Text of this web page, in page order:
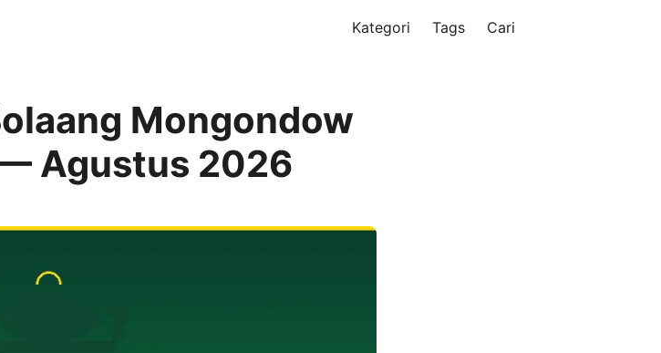
Kategori Tags Cari
Mongondow
Agustus 2026